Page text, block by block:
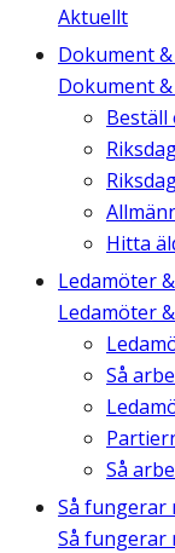
Aktuellt
Dokument
Dokument
Beställ
Hitta
Ledamöter
Ledamöter
Så
Så
Så fungerar
Så fungerar